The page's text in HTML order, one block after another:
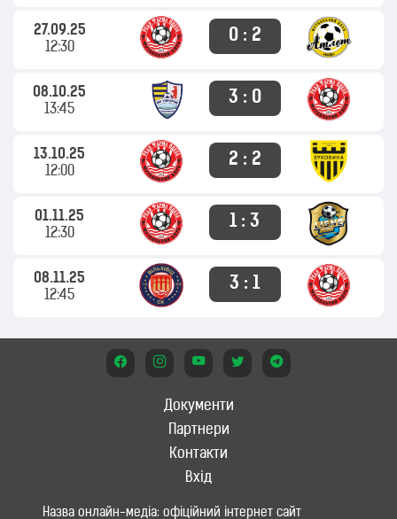
27.09.25
12:30
0 : 2
08.10.25
13:45
3 : 0
13.10.25
12:00
2 : 2
01.11.25
12:30
1 : 3
08.11.25
12:45
3 : 1
Документи
Партнери
Контакти
Вхід
Назва онлайн-медіа: офіційний інтернет сайт